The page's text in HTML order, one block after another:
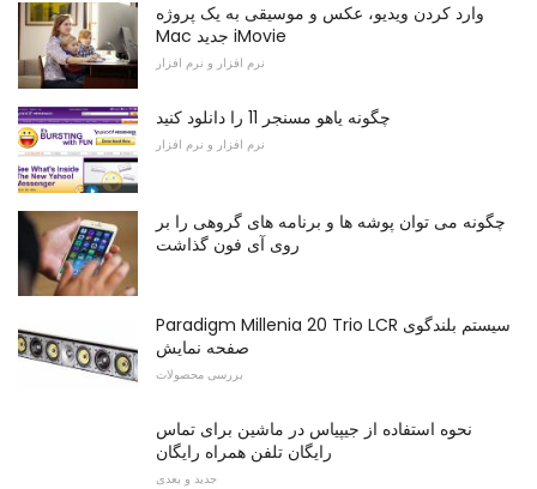
وارد کردن ویدیو، عکس و موسیقی به یک پروژه
Mac جدید iMovie
نرم افزار و نرم افزار
چگونه یاهو مسنجر 11 را دانلود کنید
نرم افزار و نرم افزار
چگونه می توان پوشه ها و برنامه های گروهی را بر
روی آی فون گذاشت
Paradigm Millenia 20 Trio LCR سیستم بلندگوی
صفحه نمایش
بررسی محصولات
نحوه استفاده از جیپیاس در ماشین برای تماس
رایگان تلفن همراه رایگان
جدید و بعدی